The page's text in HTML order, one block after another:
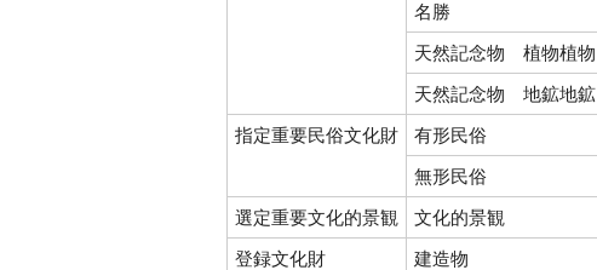
名勝
天然記念物 植物植物
天然記念物 地鉱地鉱
指定重要民俗文化財
有形民俗
無形民俗
選定重要文化的景観
文化的景観
登録文化財
建造物